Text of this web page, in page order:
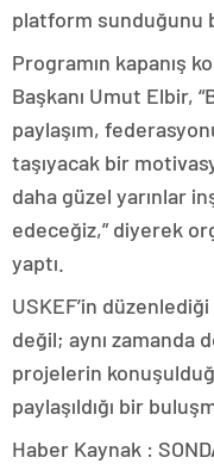
platform sunduğunu
Programın kapanış
Başkanı Umut Elbir,
paylaşım,
taşıyacak bir
daha güzel yarınlar
edeceğiz,” diyerek
yaptı.
USKEF’in
değil; aynı zamanda
projelerin
paylaşıldığı bir
Haber Kaynak :